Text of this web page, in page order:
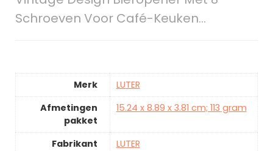
Schroeven Voor Café-Keuken…
Merk
LUTER
Afmetingen
pakket
15.24 x 8.89 x 3.81 cm; 113 gram
Fabrikant
LUTER